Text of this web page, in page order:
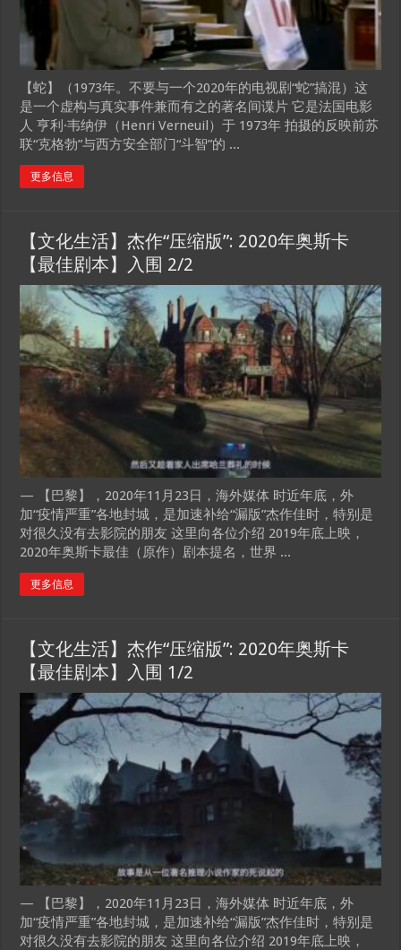
【蛇】（1973年。不要与一个2020年的电视剧“蛇”搞混）这
是一个虚构与真实事件兼而有之的著名间谍片 它是法国电影
人 亨利·韦纳伊（Henri Verneuil）于 1973年 拍摄的反映前苏
联“克格勃”与西方安全部门“斗智”的 ...
更多信息
【文化生活】杰作“压缩版”: 2020年奥斯卡
【最佳剧本】入围 2/2
— 【巴黎】，2020年11月23日，海外媒体 时近年底，外
加“疫情严重”各地封城，是加速补给“漏版”杰作佳时，特别是
对很久没有去影院的朋友 这里向各位介绍 2019年底上映，
2020年奥斯卡最佳（原作）剧本提名，世界 ...
更多信息
【文化生活】杰作“压缩版”: 2020年奥斯卡
【最佳剧本】入围 1/2
— 【巴黎】，2020年11月23日，海外媒体 时近年底，外
加“疫情严重”各地封城，是加速补给“漏版”杰作佳时，特别是
对很久没有去影院的朋友 这里向各位介绍 2019年底上映，